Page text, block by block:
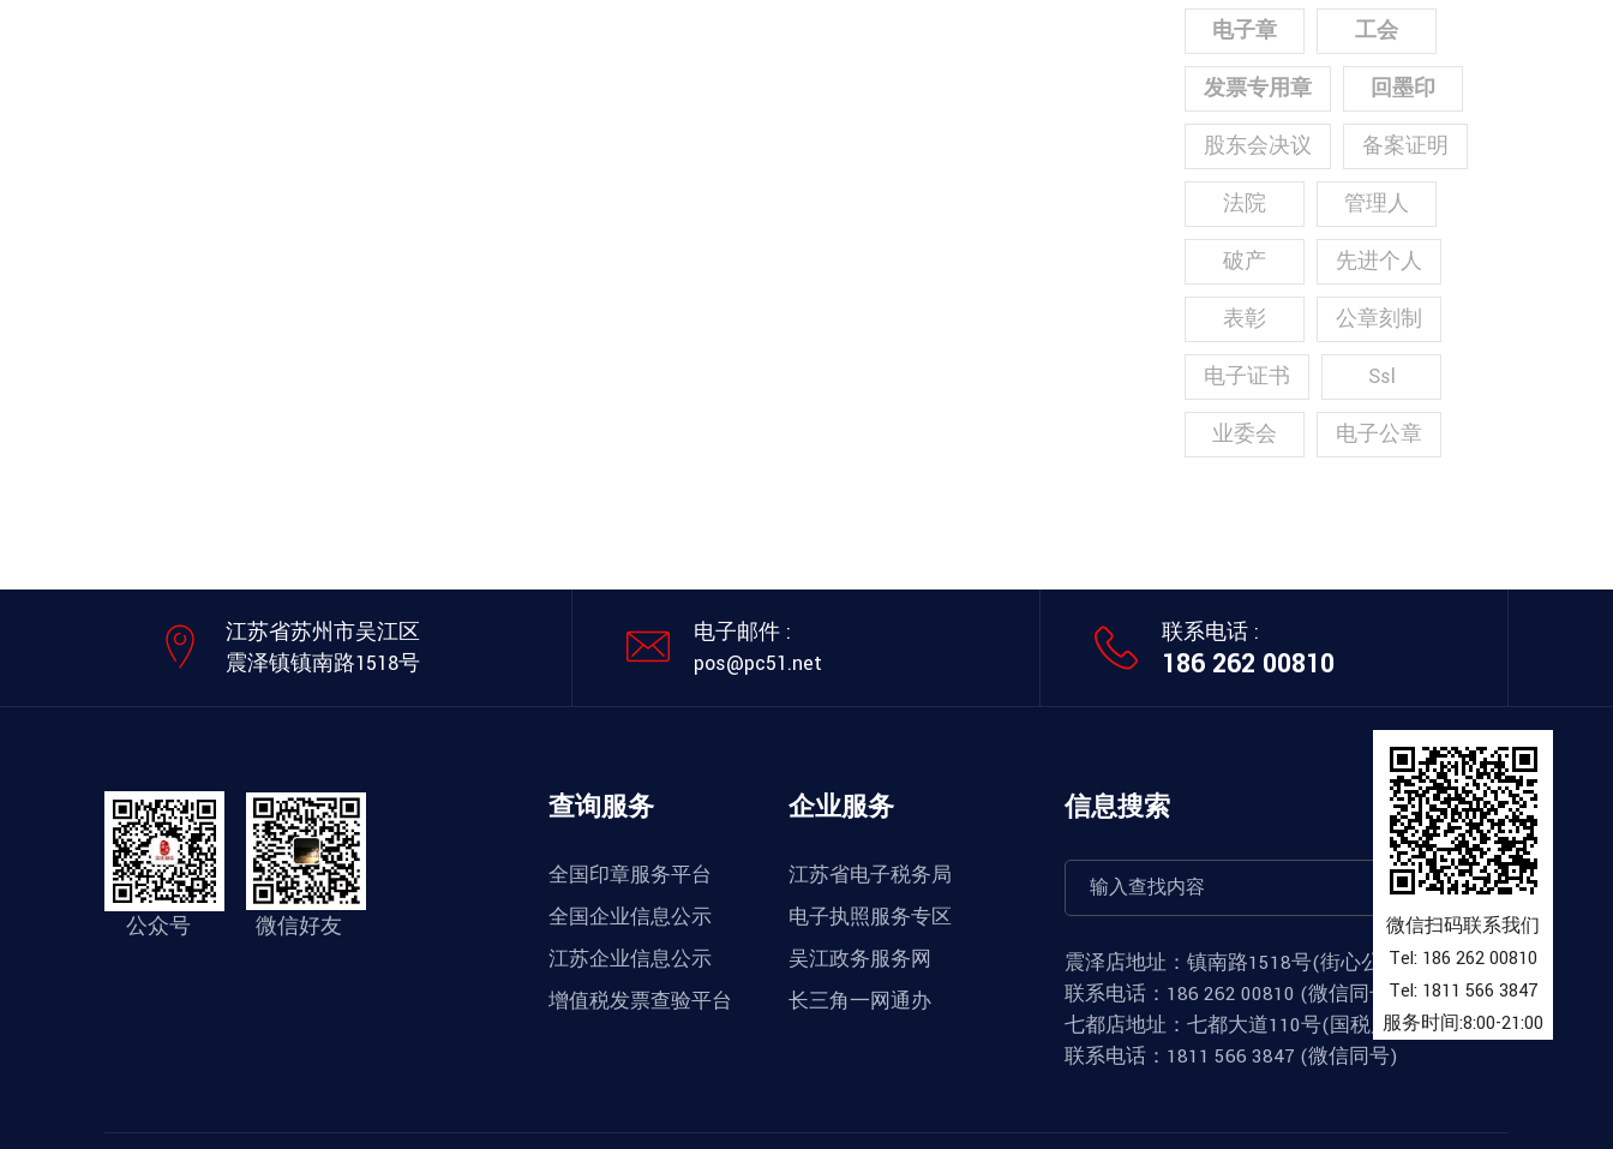
电子章 工会
发票专用章 回墨印
股东会决议 备案证明
法院 管理人
破产 先进个人
表彰 公章刻制
电子证书 Ssl
业委会 电子公章
江苏省苏州市吴江区
震泽镇镇南路1518号
电子邮件 :
pos@pc51.net
联系电话 :
186 262 00810
公众号 微信好友
查询服务
全国印章服务平台
全国企业信息公示
江苏企业信息公示
增值税发票查验平台
企业服务
江苏省电子税务局
电子执照服务专区
吴江政务服务网
长三角一网通办
信息搜索
震泽店地址：镇南路1518号(街心公园对面)
联系电话： 186 262 00810 (微信同号)
七都店地址：七都大道110号(国税局东过红绿灯)
联系电话： 1811 566 3847 (微信同号)
微信扫码联系我们
Tel: 186 262 00810
Tel: 1811 566 3847
服务时间:8:00-21:00